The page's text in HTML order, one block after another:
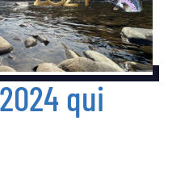
qui